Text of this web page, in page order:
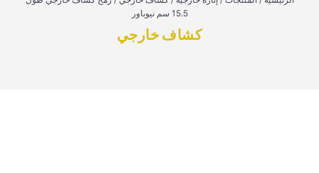
15.5 سم نيوباور
كشاف خارجي